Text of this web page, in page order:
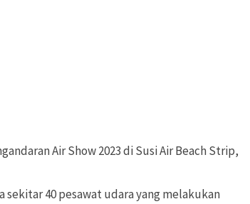
Air Show 2023 di Susi Air Beach Strip,
sekitar 40 pesawat udara yang melakukan